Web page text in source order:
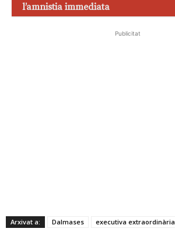
l’amnistia immediata
Publicitat
Arxivat a: Dalmases executiva extraordinària